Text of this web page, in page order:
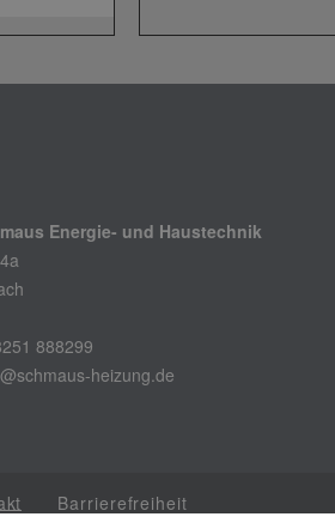
Energie- und Haustechnik
888299
heizung.de
Barrierefreiheit